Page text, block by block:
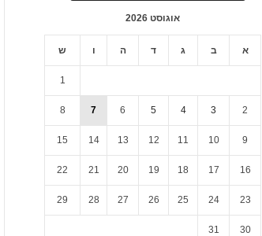
אוגוסט 2026
א ב ג ד ה ו ש
1
2
3
4
5
6
7
8
9
10
11
12
13
14
15
16
17
18
19
20
21
22
23
24
25
26
27
28
29
30
31